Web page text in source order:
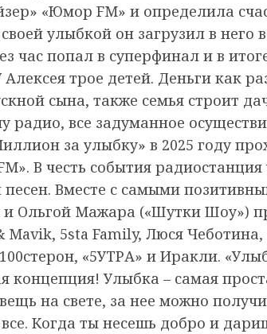
«Юмор FM» и определила
улыбкой он загрузил в него
час попал в суперфинал и в
Алексея трое детей. Деньги как
сына, также семья строит
радио, все задуманное
за улыбку» в 2025 году
В честь события
песен. Вместе с самыми
Ольгой Мажара («Шутки Шоу»)
Mavik, 5sta Family, Люся
«5УТРА» и Иракли.
концепция! Улыбка – самая
на свете, за нее можно
Когда ты несешь добро и